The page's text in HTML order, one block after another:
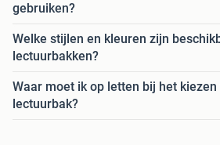
gebruiken?
Welke stijlen en kleuren zijn
lectuurbakken?
Waar moet ik op letten bij het kiezen
lectuurbak?